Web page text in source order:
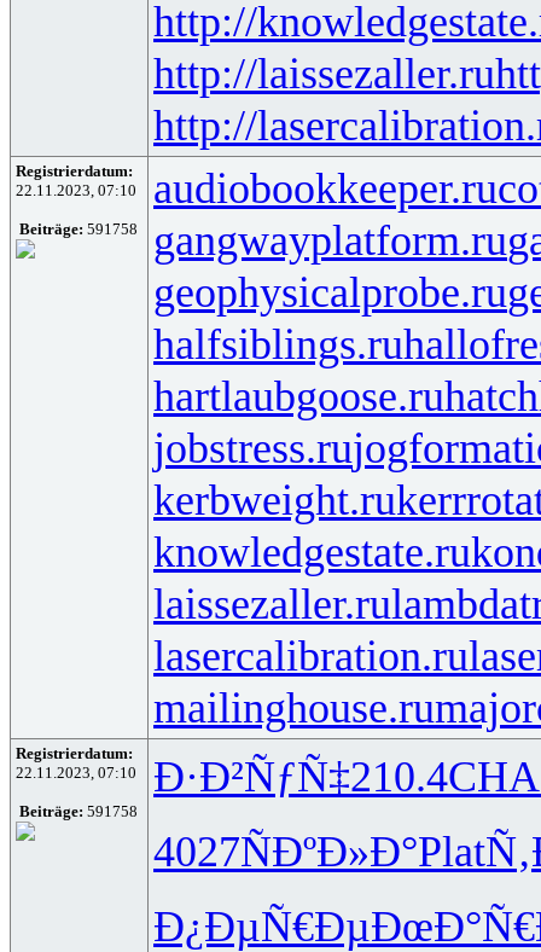
http://
http://laissezaller.ru
http://
Registrierdatum:
22.11.2023, 07:10
Beiträge: 591758
audiobookkeeper.ru
gangwayplatform.ru
geophysicalprobe.ru
halfsiblings.ru
hartlaubgoose.ru
jobstress.ru
kerbweight.ru
knowledgestate.ru
laissezaller.ru
lasercalibration.ru
mailinghouse.ru
Registrierdatum:
22.11.2023, 07:10
Beiträge: 591758
Ð·Ð²ÑƒÑ‡210.4
4027ÑÐºÐ»Ð°Plat
Ð¿ÐµÑ€Ðµ